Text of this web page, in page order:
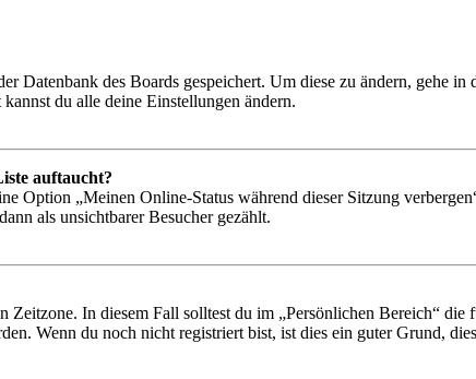
Datenbank des Boards gespeichert. Um diese zu ändern, gehe
du alle deine Einstellungen ändern.
auftaucht?
Option „Meinen Online-Status während dieser Sitzung
als unsichtbarer Besucher gezählt.
In diesem Fall solltest du im „Persönlichen Bereich“
Wenn du noch nicht registriert bist, ist dies ein guter Grund,